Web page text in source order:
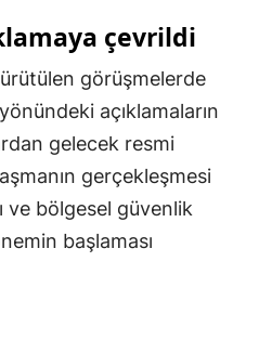
Yozgat
Zonguldak
Aksaray
Bayburt
çevrildi
görüşmelerde
açıklamaların
gelecek resmi
gerçekleşmesi
ve bölgesel güvenlik
başlaması